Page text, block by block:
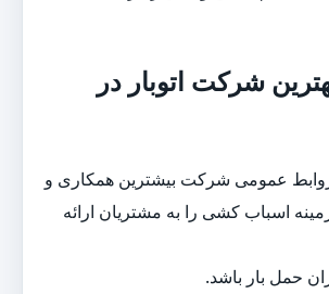
شرکت اتوبار در
عمومی شرکت بیشترین همکاری و
اسباب کشی را به مشتریان ارائه
حمل بار باشد.